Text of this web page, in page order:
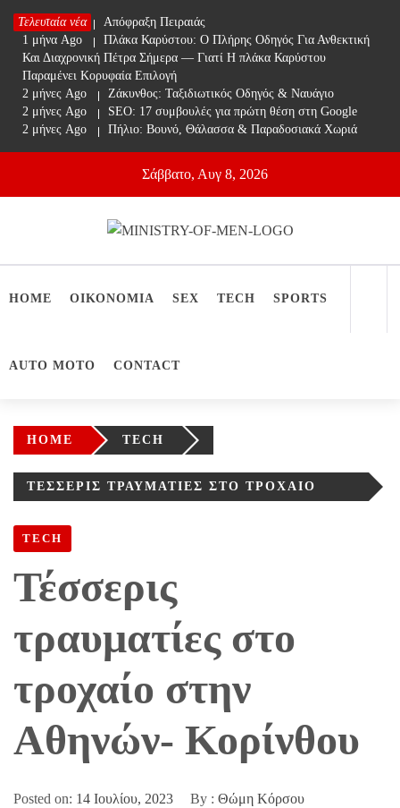
Skip
content
Τελευταία νέα
1 μήνα Ago
Απόφραξη Πειραιάς
1 μήνα Ago
Πλάκα Καρύστου: Ο Πλήρης Οδηγός Για Ανθεκτική
Και Διαχρονική Πέτρα Σήμερα — Γιατί Η πλάκα Καρύστου
Παραμένει Κορυφαία Επιλογή
2 μήνες Ago
Ζάκυνθος: Ταξιδιωτικός Οδηγός & Ναυάγιο
2 μήνες Ago
SEO: 17 συμβουλές για πρώτη θέση στη Google
2 μήνες Ago
Πήλιο: Βουνό, Θάλασσα & Παραδοσιακά Χωριά
Σάββατο, Αυγ 8, 2026
Ministry Of Men
HOME ΟΙΚΟΝΟΜΙΑ SEX TECH SPORTS
AUTO MOTO CONTACT
HOME TECH
ΤΈΣΣΕΡΙΣ ΤΡΑΥΜΑΤΊΕΣ ΣΤΟ ΤΡΟΧΑΊΟ
TECH
Τέσσερις
τραυματίες στο
τροχαίο στην
Αθηνών- Κορίνθου
Posted on: 14 Ιουλίου, 2023 By : Θώμη Κόρσου